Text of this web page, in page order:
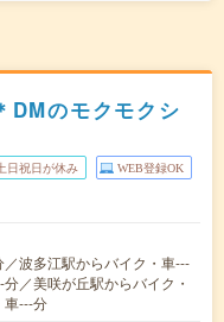
DMのモクモクシ
日祝日が休み WEB登録OK
波多江駅からバイク・車---
／美咲が丘駅からバイク・
車---分